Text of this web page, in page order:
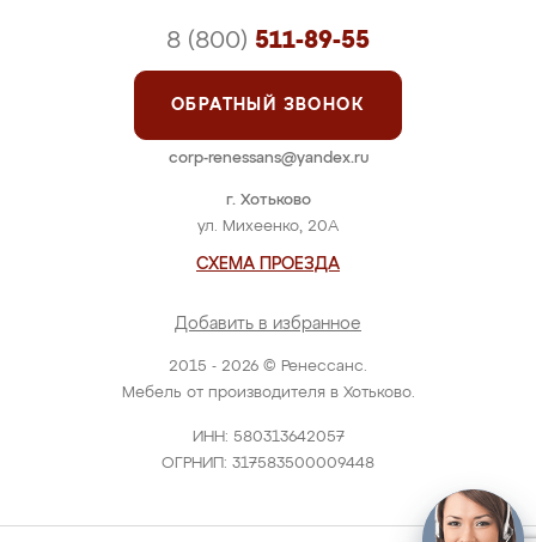
2015 - 2026 © Ренессанс.
Мебель от производителя в Хотьково.
ИНН: 580313642057
ОГРНИП: 317583500009448
г. Хотьково
ул. Михеенко, 20А
СХЕМА ПРОЕЗДА
Добавить в избранное
8 (800) 511-89-55
ОБРАТНЫЙ ЗВОНОК
corp-renessans@yandex.ru